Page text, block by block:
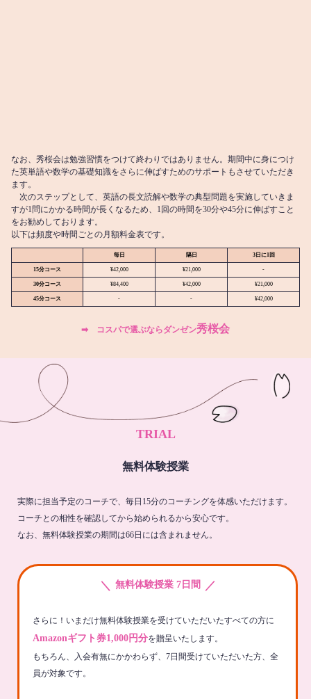
なお、秀桜会は勉強習慣をつけて終わりではありません。期間中に身につけ
た英単語や数学の基礎知識をさらに伸ばすためのサポートもさせていただき
ます。
次のステップとして、英語の長文読解や数学の典型問題を実施していきま
すが1問にかかる時間が長くなるため、1回の時間を30分や45分に伸ばすこと
をお勧めしております。
以下は頻度や時間ごとの月額料金表です。
毎日 隔日 3日に1回
15分コース ¥42,000 ¥21,000 -
30分コース ¥84,400 ¥42,000 ¥21,000
45分コース - - ¥42,000
➡︎ コスパで選ぶならダンゼン秀桜会
TRIAL
無料体験授業
実際に担当予定のコーチで、毎日15分のコーチングを体感いただけます。
コーチとの相性を確認してから始められるから安心です。
なお、無料体験授業の期間は66日には含まれません。
＼ 無料体験授業 7日間 ／
さらに！いまだけ無料体験授業を受けていただいたすべての方に
Amazonギフト券1,000円分を贈呈いたします。
もちろん、入会有無にかかわらず、7日間受けていただいた方、全
員が対象です。